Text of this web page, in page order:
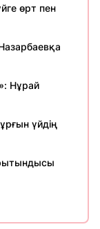
өрт пен
Нұрай
үйдің